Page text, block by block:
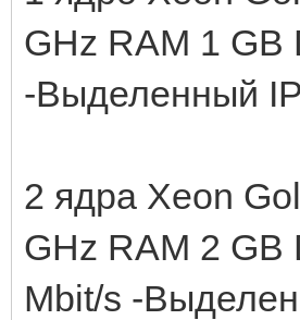
GHz RAM 1 GB
-Выделенный
2 ядра Xeon
GHz RAM 2
Mbit/s -